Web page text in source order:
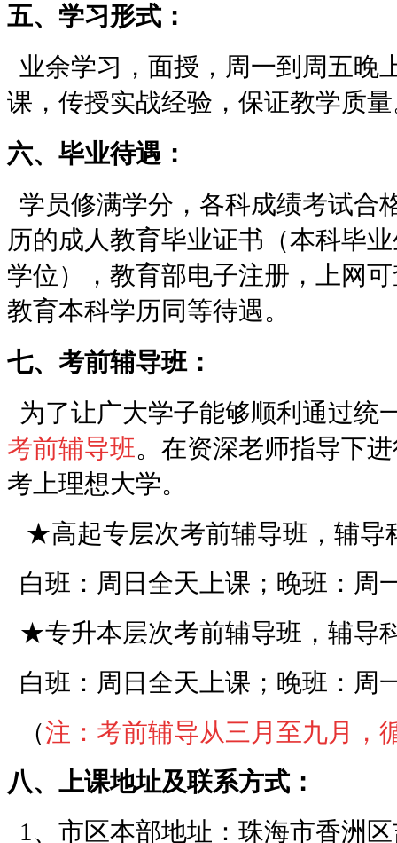
五、学习形式：
业余学习，面授，周一到周五晚
课，传授实战经验，保证教学质
六、毕业待遇：
学员修满学分，各科成绩考试合
历的成人教育毕业证书（本科毕
学位）， 教育部电子注册，上网
教育本科学历同等待遇。
七、考前辅导班：
为了让广大学子能够顺利通过统
考前辅导班。在资深老师指导下
考上理想大学。
★高起专层次考前辅导班，辅导
白班：周日全天上课；晚班：周
★专升本层次考前辅导班，辅导
白班：周日全天上课；晚班：周
（注：考前辅导从三月至九月，
八、上课地址及联系方式：
1、市区本部地址：珠海市香洲